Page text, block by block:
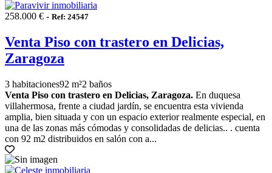
258.000 € - Ref: 24547
Venta Piso con trastero en Delicias,
Zaragoza
3 habitaciones92 m²2 baños
Venta Piso con trastero en Delicias, Zaragoza. En duquesa
villahermosa, frente a ciudad jardín, se encuentra esta vivienda
amplia, bien situada y con un espacio exterior realmente especial, en
una de las zonas más cómodas y consolidadas de delicias.. . cuenta
con 92 m2 distribuidos en salón con a...